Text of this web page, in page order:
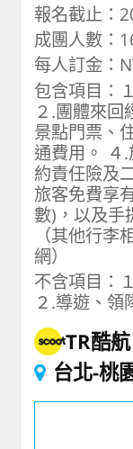
報名截止：
成團人數：
每人訂金：
包含項目：
２.團體來回
景點門票、
通費用。 ４
約責任險及
旅客免費享
數)，以及手
（其他行
網）
不含項目：
２.導遊、領
TR酷航
台北-桃